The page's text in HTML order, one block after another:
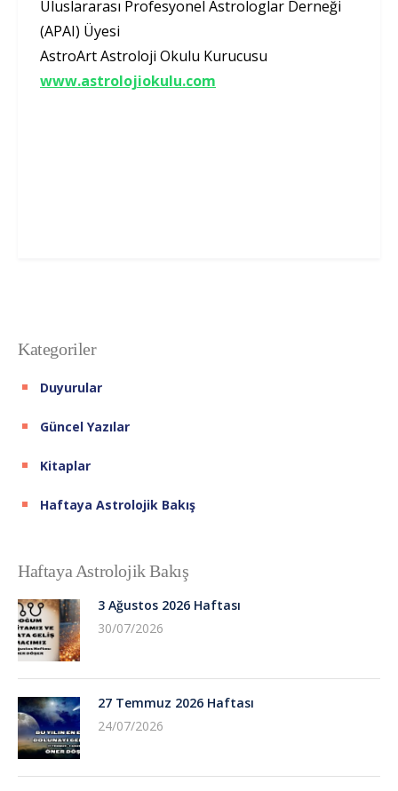
Uluslararası Profesyonel Astrologlar Derneği
(APAI) Üyesi
AstroArt Astroloji Okulu Kurucusu
www.astrolojiokulu.com
Kategoriler
Duyurular
Güncel Yazılar
Kitaplar
Haftaya Astrolojik Bakış
Haftaya Astrolojik Bakış
3 Ağustos 2026 Haftası
30/07/2026
27 Temmuz 2026 Haftası
24/07/2026